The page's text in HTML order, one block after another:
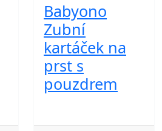
Babyono
Zubní
kartáček na
prst s
pouzdrem